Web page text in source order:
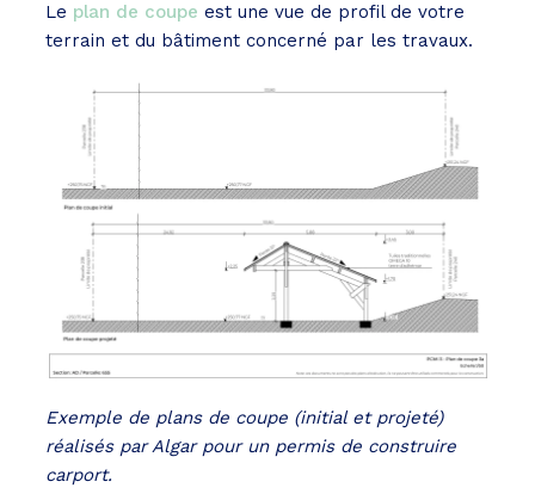
Le plan de coupe est une vue de profil de votre
terrain et du bâtiment concerné par les travaux.
Exemple de plans de coupe (initial et projeté)
réalisés par Algar pour un permis de construire
carport.